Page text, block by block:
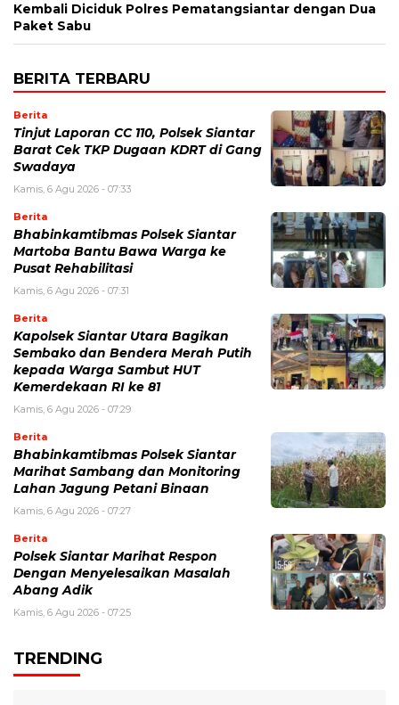
Kembali Diciduk Polres Pematangsiantar dengan Dua
Paket Sabu
BERITA TERBARU
Berita
Tinjut Laporan CC 110, Polsek Siantar
Barat Cek TKP Dugaan KDRT di Gang
Swadaya
Kamis, 6 Agu 2026 - 07:33
Berita
Bhabinkamtibmas Polsek Siantar
Martoba Bantu Bawa Warga ke
Pusat Rehabilitasi
Kamis, 6 Agu 2026 - 07:31
Berita
Kapolsek Siantar Utara Bagikan
Sembako dan Bendera Merah Putih
kepada Warga Sambut HUT
Kemerdekaan RI ke 81
Kamis, 6 Agu 2026 - 07:29
Berita
Bhabinkamtibmas Polsek Siantar
Marihat Sambang dan Monitoring
Lahan Jagung Petani Binaan
Kamis, 6 Agu 2026 - 07:27
Berita
Polsek Siantar Marihat Respon
Dengan Menyelesaikan Masalah
Abang Adik
Kamis, 6 Agu 2026 - 07:25
TRENDING